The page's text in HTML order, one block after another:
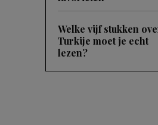
Welke vijf stukken
Turkije moet je echt
lezen?